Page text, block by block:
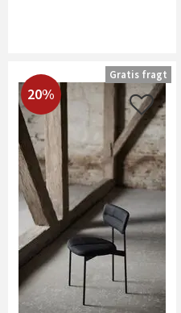
20%
Gratis fragt